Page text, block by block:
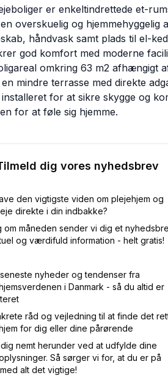
er enkeltindrettede et-
overskuelig og
håndvask samt plads til el-
god komfort med moderne
omkring 63 m2 afhængigt
mindre terrasse med direkte
for at sikre skygge og
for at føle sig hjemme.
dig vores nyhedsbrev
den vigtigste viden om plejehjem og
direkte i din indbakke?
om måneden sender vi dig et
og værdifuld information - helt gratis!
nyheder og tendenser fra
i Danmark - så du altid er
råd og vejledning til at finde det
for dig eller dine pårørende
nemt herunder ved at udfylde dine
Så sørger vi for, at du er på
alt det vigtige!